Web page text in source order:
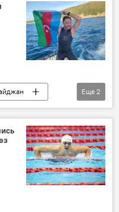
медаль
Еще 2